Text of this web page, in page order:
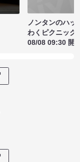
ノンタンのハッ
わくピクニック
08/08 09:30 開